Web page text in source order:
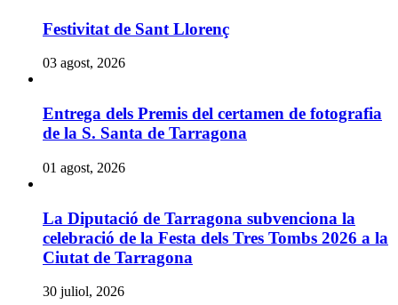
Festivitat de Sant Llorenç
03 agost, 2026
Entrega dels Premis del certamen de fotografia
de la S. Santa de Tarragona
01 agost, 2026
La Diputació de Tarragona subvenciona la
celebració de la Festa dels Tres Tombs 2026 a la
Ciutat de Tarragona
30 juliol, 2026